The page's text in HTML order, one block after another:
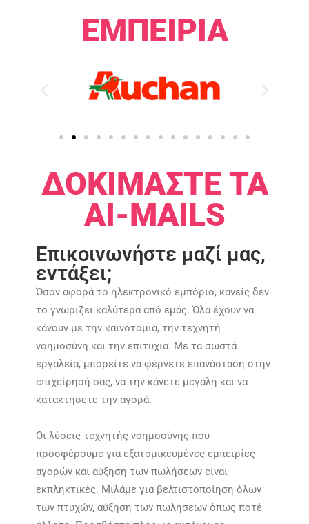
ΕΜΠΕΙΡΊΑ​
ΔΟΚΙΜΆΣΤΕ ΤΑ
AI-MAILS
Επικοινωνήστε μαζί μας,
εντάξει;
Όσον αφορά το ηλεκτρονικό εμπόριο, κανείς δεν
το γνωρίζει καλύτερα από εμάς. Όλα έχουν να
κάνουν με την καινοτομία, την τεχνητή
νοημοσύνη και την επιτυχία. Με τα σωστά
εργαλεία, μπορείτε να φέρνετε επανάσταση στην
επιχείρησή σας, να την κάνετε μεγάλη και να
κατακτήσετε την αγορά.
Οι λύσεις τεχνητής νοημοσύνης που
προσφέρουμε για εξατομικευμένες εμπειρίες
αγορών και αύξηση των πωλήσεων είναι
εκπληκτικές. Μιλάμε για βελτιστοποίηση όλων
των πτυχών, αύξηση των πωλήσεων όπως ποτέ